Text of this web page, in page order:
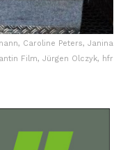
Caroline Peters, Janina
Film, Jürgen Olczyk, hfr